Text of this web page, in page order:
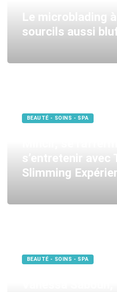
Le microblading
sourcils aussi
BEAUTÉ - SOINS - SPA
s’entretenir avec
Slimming
BEAUTÉ - SOINS - SPA